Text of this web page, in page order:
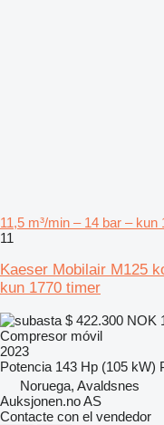
11,5 m³/min – 14 bar –
11
Kaeser Mobilair M125
kun 1770 timer
$ 422.300 NOK
Compresor móvil
2023
Potencia 143 Hp (105 kW)
Noruega, Avaldsnes
Auksjonen.no AS
Contacte con el vendedor